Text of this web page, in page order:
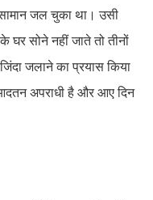
जल चुका था। उसी
घर सोने नहीं जाते तो तीनों
जलाने का प्रयास किया
अपराधी है और आए दिन